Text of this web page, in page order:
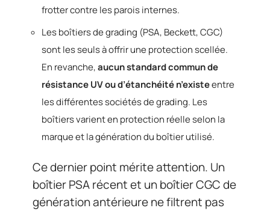
frotter contre les parois internes.
Les boîtiers de grading (PSA, Beckett, CGC)
sont les seuls à offrir une protection scellée.
En revanche,aucun standard commun de
résistance UV ou d’étanchéité n’existeentre
les différentes sociétés de grading. Les
boîtiers varient en protection réelle selon la
marque et la génération du boîtier utilisé.
Ce dernier point mérite attention. Un
boîtier PSA récent et un boîtier CGC de
génération antérieure ne filtrent pas